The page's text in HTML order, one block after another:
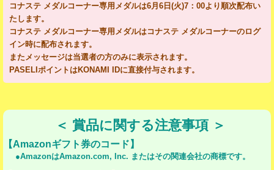
コナステ メダルコーナー専用メダルは6月6日(火)7：00より順次配布い
たします。
コナステ メダルコーナー専用メダルはコナステ メダルコーナーのログ
イン時に配布されます。
またメッセージは当選者の方のみに表示されます。
PASELIポイントはKONAMI IDに直接付与されます。
＜ 賞品に関する注意事項 ＞
【Amazonギフト券のコード】
●AmazonはAmazon.com, Inc. またはその関連会社の商標です。